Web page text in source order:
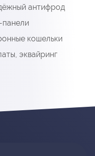
антифрод
кошельки
эквайринг